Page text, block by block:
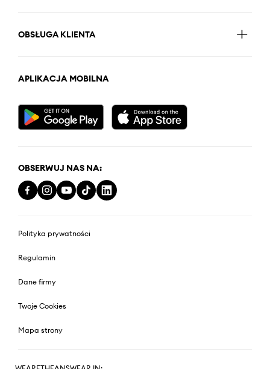
OBSŁUGA KLIENTA
APLIKACJA MOBILNA
OBSERWUJ NAS NA:
Polityka prywatności
Regulamin
Dane firmy
Twoje Cookies
Mapa strony